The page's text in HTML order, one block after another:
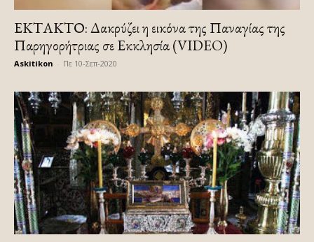
ΕΚΤΑΚΤΟ: Δακρύζει η εικόνα της Παναγίας της
Παρηγορήτριας σε Εκκλησία (VIDEO)
Askitikon Πε 10-Σεπ-2020